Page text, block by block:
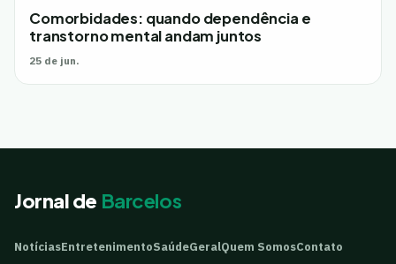
Comorbidades: quando dependência e
transtorno mental andam juntos
25 de jun.
Jornal de Barcelos
NotíciasEntretenimentoSaúdeGeralQuem SomosContato